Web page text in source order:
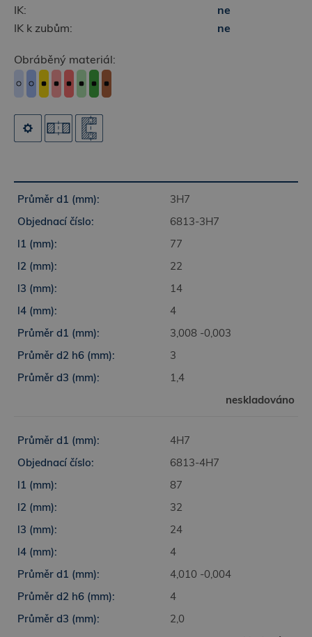
IK:
ne
IK k zubům:
ne
Obráběný materiál:
3H7
6813-3H7
77
22
14
4
3,008 -0,003
3
1,4
neskladováno
4H7
6813-4H7
87
32
24
4
4,010 -0,004
4
2,0